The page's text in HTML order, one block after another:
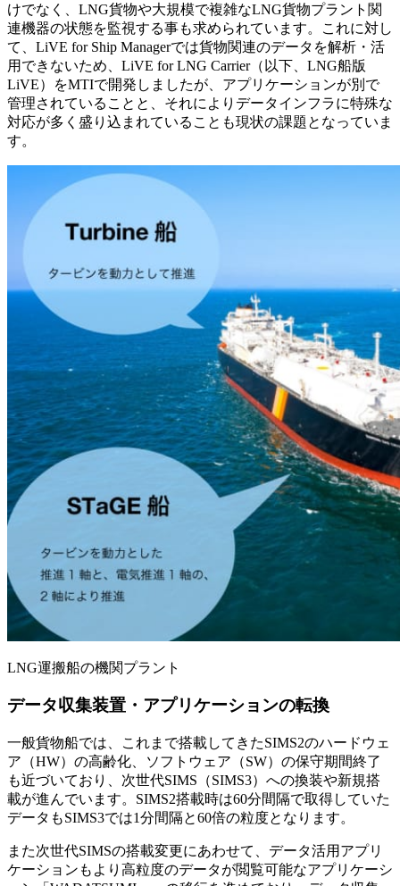
けでなく、LNG貨物や大規模で複雑なLNG貨物プラント関
連機器の状態を監視する事も求められています。これに対し
て、LiVE for Ship Managerでは貨物関連のデータを解析・活
用できないため、LiVE for LNG Carrier（以下、LNG船版
LiVE）をMTIで開発しましたが、アプリケーションが別で
管理されていることと、それによりデータインフラに特殊な
対応が多く盛り込まれていることも現状の課題となっていま
す。
LNG運搬船の機関プラント
データ収集装置・アプリケーションの転換
一般貨物船では、これまで搭載してきたSIMS2のハードウェ
ア（HW）の高齢化、ソフトウェア（SW）の保守期間終了
も近づいており、次世代SIMS（SIMS3）への換装や新規搭
載が進んでいます。SIMS2搭載時は60分間隔で取得していた
データもSIMS3では1分間隔と60倍の粒度となります。
また次世代SIMSの搭載変更にあわせて、データ活用アプリ
ケーションもより高粒度のデータが閲覧可能なアプリケーシ